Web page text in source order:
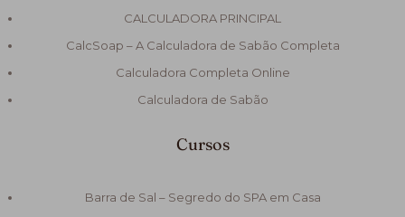
CALCULADORA PRINCIPAL
CalcSoap – A Calculadora de Sabão Completa
Calculadora Completa Online
Calculadora de Sabão
Cursos
Barra de Sal – Segredo do SPA em Casa